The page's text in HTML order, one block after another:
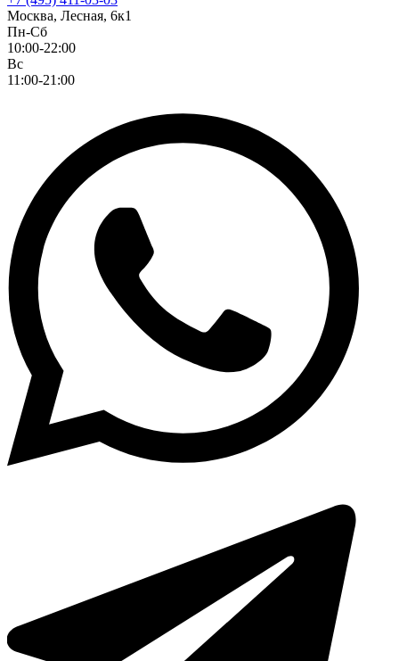
Москва, Лесная, 6к1
Пн-Сб
10:00-22:00
Вс
11:00-21:00